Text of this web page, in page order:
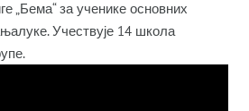
„Бема“ за ученике основних
Учествује 14 школа